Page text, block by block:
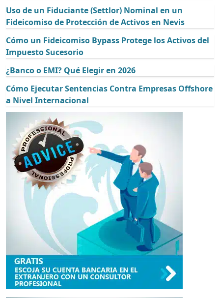
Uso de un Fiduciante (Settlor) Nominal en un
Fideicomiso de Protección de Activos en Nevis
Cómo un Fideicomiso Bypass Protege los Activos del
Impuesto Sucesorio
¿Banco o EMI? Qué Elegir en 2026
Cómo Ejecutar Sentencias Contra Empresas Offshore
a Nivel Internacional